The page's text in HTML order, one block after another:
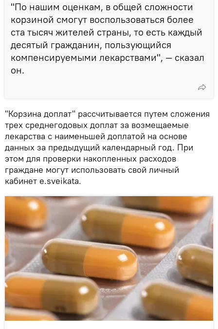
"По нашим оценкам, в общей сложности
корзиной смогут воспользоваться более
ста тысяч жителей страны, то есть каждый
десятый гражданин, пользующийся
компенсируемыми лекарствами", — сказал
он.
"Корзина доплат" рассчитывается путем сложения
трех среднегодовых доплат за возмещаемые
лекарства с наименьшей доплатой на основе
данных за предыдущий календарный год. При
этом для проверки накопленных расходов
граждане могут использовать свой личный
кабинет e.sveikatа.